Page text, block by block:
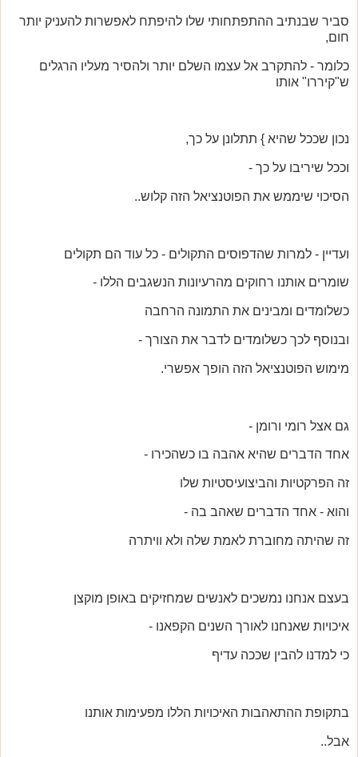
סביר שבנתיב ההתפתחותי שלו להיפתח לאפשרות להעניק יותר
חום,
כלומר - להתקרב אל עצמו השלם יותר ולהסיר מעליו הרגלים
ש"קיררו" אותו
נכון שככל שהיא } תתלונן על כך,
וככל שיריבו על כך -
הסיכוי שיממש את הפוטנציאל הזה קלוש..
ועדיין - למרות שהדפוסים התקולים - כל עוד הם תקולים
שומרים אותנו רחוקים מהרעיונות הנשגבים הללו -
כשלומדים ומבינים את התמונה הרחבה
ובנוסף לכך כשלומדים לדבר את הצורך -
מימוש הפוטנציאל הזה הופך אפשרי.
גם אצל רומי ורומן -
אחד הדברים שהיא אהבה בו כשהכירו -
זה הפרקטיות והביצועיסטיות שלו
והוא - אחד הדברים שאהב בה -
זה שהיתה מחוברת לאמת שלה ולא וויתרה
בעצם אנחנו נמשכים לאנשים שמחזיקים באופן מוקצן
איכויות שאנחנו לאורך השנים הקפאנו -
כי למדנו להבין שככה עדיף
בתקופת ההתאהבות האיכויות הללו מפעימות אותנו
אבל..